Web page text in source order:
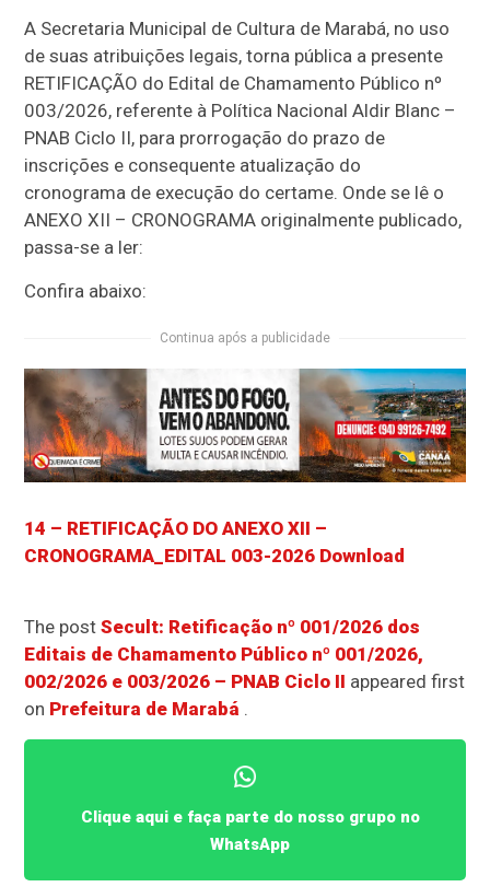
A Secretaria Municipal de Cultura de Marabá, no uso
de suas atribuições legais, torna pública a presente
RETIFICAÇÃO do Edital de Chamamento Público nº
003/2026, referente à Política Nacional Aldir Blanc –
PNAB Ciclo II, para prorrogação do prazo de
inscrições e consequente atualização do
cronograma de execução do certame. Onde se lê o
ANEXO XII – CRONOGRAMA originalmente publicado,
passa-se a ler:
Confira abaixo:
Continua após a publicidade
14 – RETIFICAÇÃO DO ANEXO XII –
CRONOGRAMA_EDITAL 003-2026 Download
The postSecult: Retificação nº 001/2026 dos
Editais de Chamamento Público nº 001/2026,
002/2026 e 003/2026 – PNAB Ciclo II appeared first
on Prefeitura de Marabá .
Clique aqui e faça parte do nosso grupo no
WhatsApp